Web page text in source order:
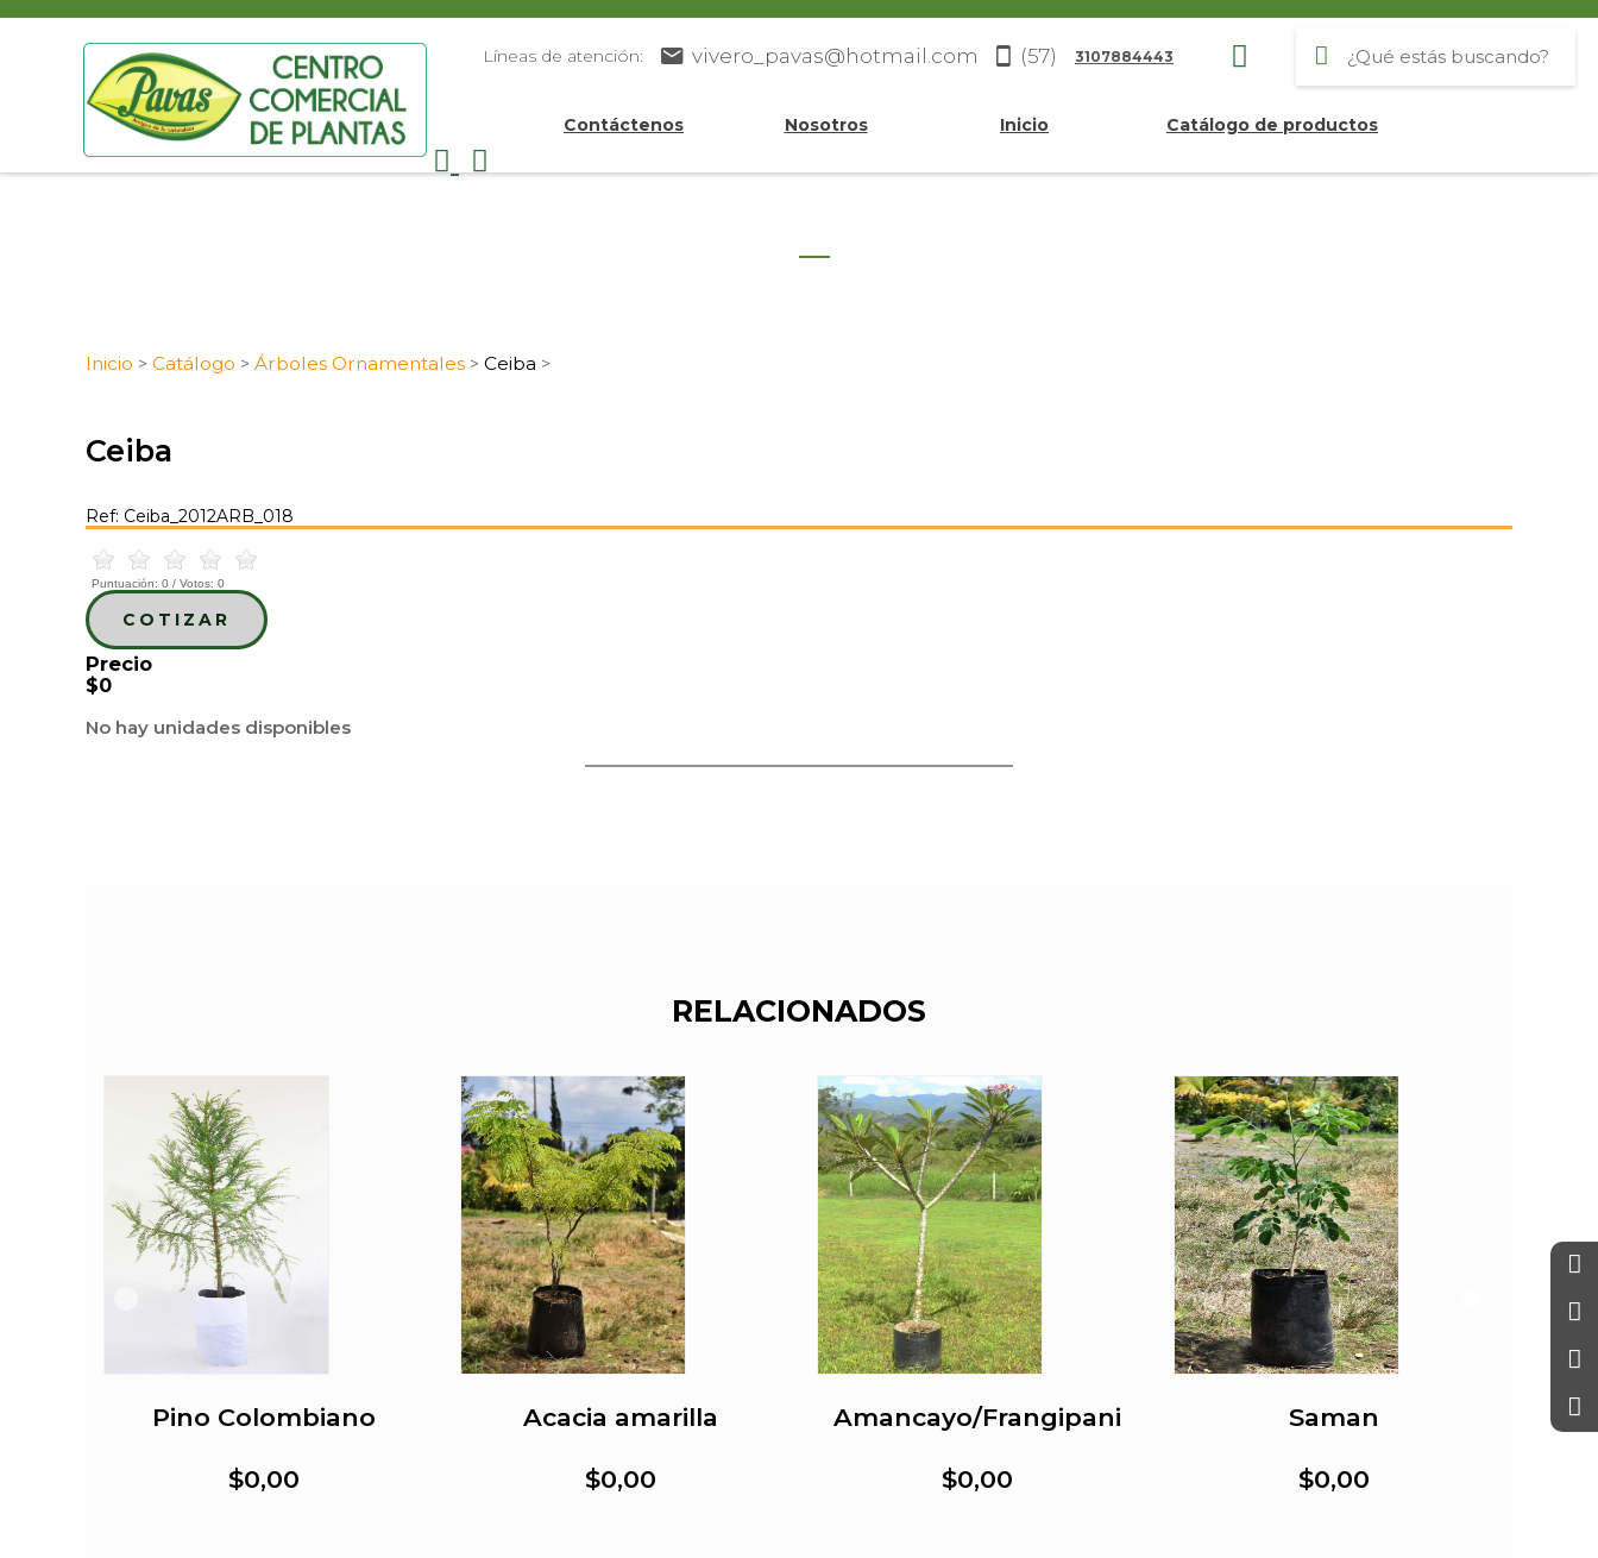
Líneas de atención: vivero_pavas@hotmail.com (57) 3107884443
Contáctenos Nosotros Inicio Catálogo de productos
Inicio > Catálogo > Árboles Ornamentales > Ceiba >
Ceiba
Ref: Ceiba_2012ARB_018
Puntuación: 0 / Votos: 0
COTIZAR
Precio
$0
No hay unidades disponibles
RELACIONADOS
Pino Colombiano
$0,00
Acacia amarilla
$0,00
Amancayo/Frangipani
$0,00
Saman
$0,00